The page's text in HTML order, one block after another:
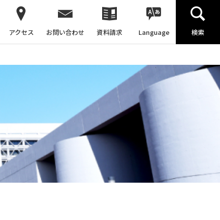
アクセス お問い合わせ 資料請求 Language 検索